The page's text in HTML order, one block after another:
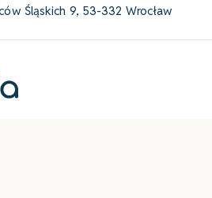
Śląskich 9, 53-332 Wrocław